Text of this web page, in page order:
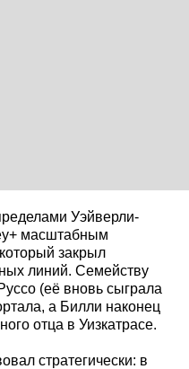
Уэйверли-
масштабным
закрыл
линий. Семейству
(её вновь сыграла
а Билли наконец
отца в Уизкатрасе.
стратегически: в